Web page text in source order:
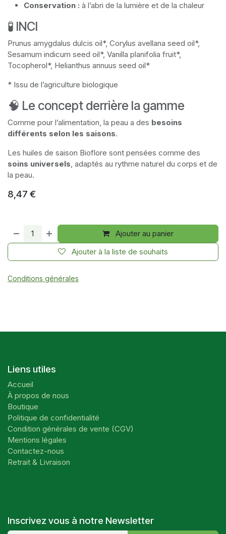
Conservation : à l’abri de la lumière et de la chaleur
🧪 INCI
Prunus amygdalus dulcis oil*, Corylus avellana seed oil*,
Sesamum indicum seed oil*, Vanilla planifolia fruit*,
Tocopherol*, Helianthus annuus seed oil*
* Issu de l’agriculture biologique
🧠 Le concept derrière la gamme
Comme pour l’alimentation, la peau a des besoins
différents selon les saisons.
Les huiles de saison Bioflore sont pensées comme des
soins universels, adaptés au rythme naturel du corps et de
la peau.
8,47 €
Ajouter au panier
Ajouter à la liste de souhaits
Conditions générales
Liens utiles
Accueil
À propos de nous
Boutique
Politique de confidentialité
Condition générales de vente (CGV)
Mentions légales
Contactez-nous
Retrait & Livraison
Inscrivez vous à notre Newsletter